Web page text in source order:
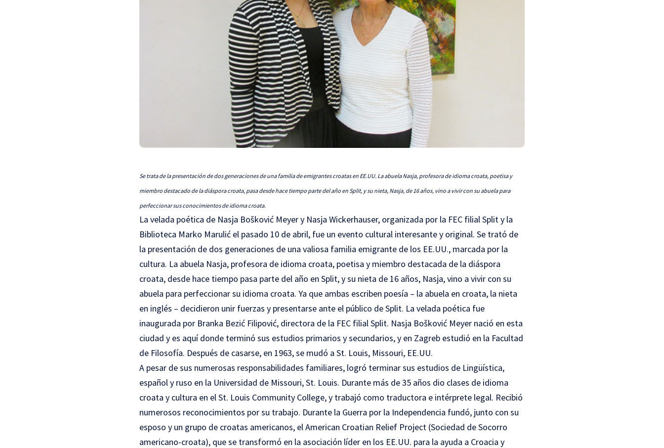
Se trata de la presentación de dos generaciones de una familia de emigrantes croatas en EE.UU. La abuela Nasja, profesora de idioma croata, poetisa y
miembro destacado de la diáspora croata, pasa desde hace tiempo parte del año en Split, y su nieta, Nasja, de 16 años, vino a vivir con su abuela para
perfeccionar sus conocimientos de idioma croata.
La velada poética de Nasja Bošković Meyer y Nasja Wickerhauser, organizada por la FEC filial Split y la
Biblioteca Marko Marulić el pasado 10 de abril, fue un evento cultural interesante y original. Se trató de
la presentación de dos generaciones de una valiosa familia emigrante de los EE.UU., marcada por la
cultura. La abuela Nasja, profesora de idioma croata, poetisa y miembro destacada de la diáspora
croata, desde hace tiempo pasa parte del año en Split, y su nieta de 16 años, Nasja, vino a vivir con su
abuela para perfeccionar su idioma croata. Ya que ambas escriben poesía – la abuela en croata, la nieta
en inglés – decidieron unir fuerzas y presentarse ante el público de Split. La velada poética fue
inaugurada por Branka Bezić Filipović, directora de la FEC filial Split. Nasja Bošković Meyer nació en esta
ciudad y es aquí donde terminó sus estudios primarios y secundarios, y en Zagreb estudió en la Facultad
de Filosofía. Después de casarse, en 1963, se mudó a St. Louis, Missouri, EE.UU.
A pesar de sus numerosas responsabilidades familiares, logró terminar sus estudios de Lingüística,
español y ruso en la Universidad de Missouri, St. Louis. Durante más de 35 años dio clases de idioma
croata y cultura en el St. Louis Community College, y trabajó como traductora e intérprete legal. Recibió
numerosos reconocimientos por su trabajo. Durante la Guerra por la Independencia fundó, junto con su
esposo y un grupo de croatas americanos, el American Croatian Relief Project (Sociedad de Socorro
americano-croata), que se transformó en la asociación líder en los EE.UU. para la ayuda a Croacia y